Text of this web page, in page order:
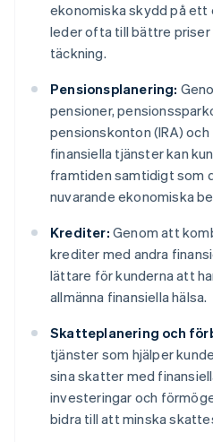
ekonomiska skydd på ett
leder ofta till bättre priser
täckning.
Pensionsplanering:
pensioner,
pensionskonton (IRA)
finansiella tjänster kan
framtiden samtidigt som
nuvarande ekonomiska
Krediter: Genom att
krediter med andra
lättare för kunderna att
allmänna finansiella hälsa.
Skatteplanering och
tjänster som hjälper
sina skatter med
investeringar och
bidra till att minska